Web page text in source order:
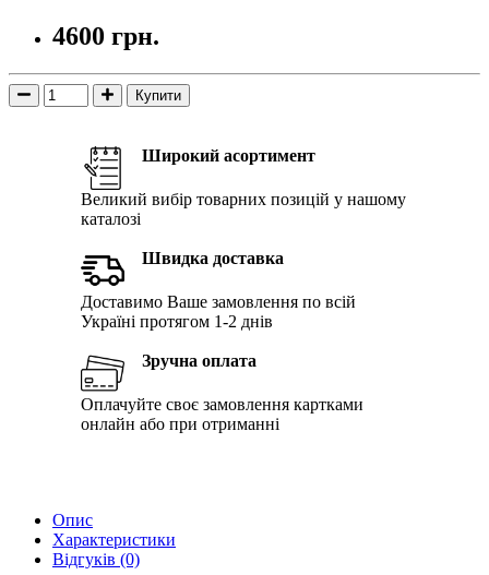
4600 грн.
Купити
Широкий асортимент
Великий вибір товарних позицій у нашому
каталозі
Швидка доставка
Доставимо Ваше замовлення по всій
Україні протягом 1-2 днів
Зручна оплата
Оплачуйте своє замовлення картками
онлайн або при отриманні
Опис
Характеристики
Відгуків (0)